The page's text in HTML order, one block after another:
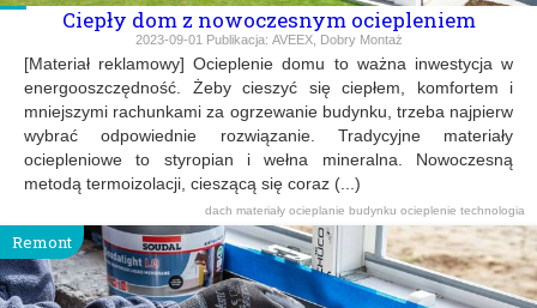
Ciepły dom z nowoczesnym ociepleniem
2023-09-01 Publikacja: AVEEX, Dobry Montaż
[Materiał reklamowy] Ocieplenie domu to ważna inwestycja w
energooszczędność. Żeby cieszyć się ciepłem, komfortem i
mniejszymi rachunkami za ogrzewanie budynku, trzeba najpierw
wybrać odpowiednie rozwiązanie. Tradycyjne materiały
ociepleniowe to styropian i wełna mineralna. Nowoczesną
metodą termoizolacji, cieszącą się coraz (...)
dach materiały ocieplanie budynku ocieplenie technologia
Remont